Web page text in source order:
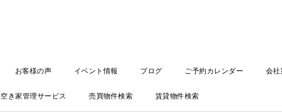
お客様の声 イベント情報 ブログ ご予約カレンダー 会社
空き家管理サービス 売買物件検索 賃貸物件検索